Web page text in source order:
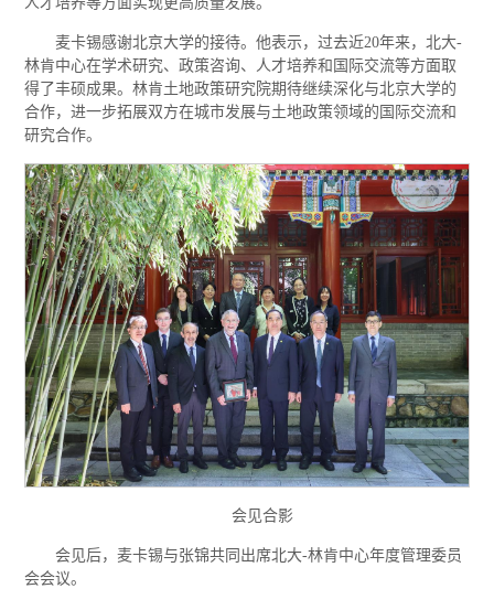
麦卡锡感谢北京大学的接待。他表示，过去近20年来，北大-
林肯中心在学术研究、政策咨询、人才培养和国际交流等方面取
得了丰硕成果。林肯土地政策研究院期待继续深化与北京大学的
合作，进一步拓展双方在城市发展与土地政策领域的国际交流和
研究合作。
会见合影
会见后，麦卡锡与张锦共同出席北大-林肯中心年度管理委员
会会议。